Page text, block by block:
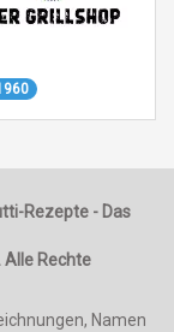
Rezepte - Das
Alle Rechte
Namen